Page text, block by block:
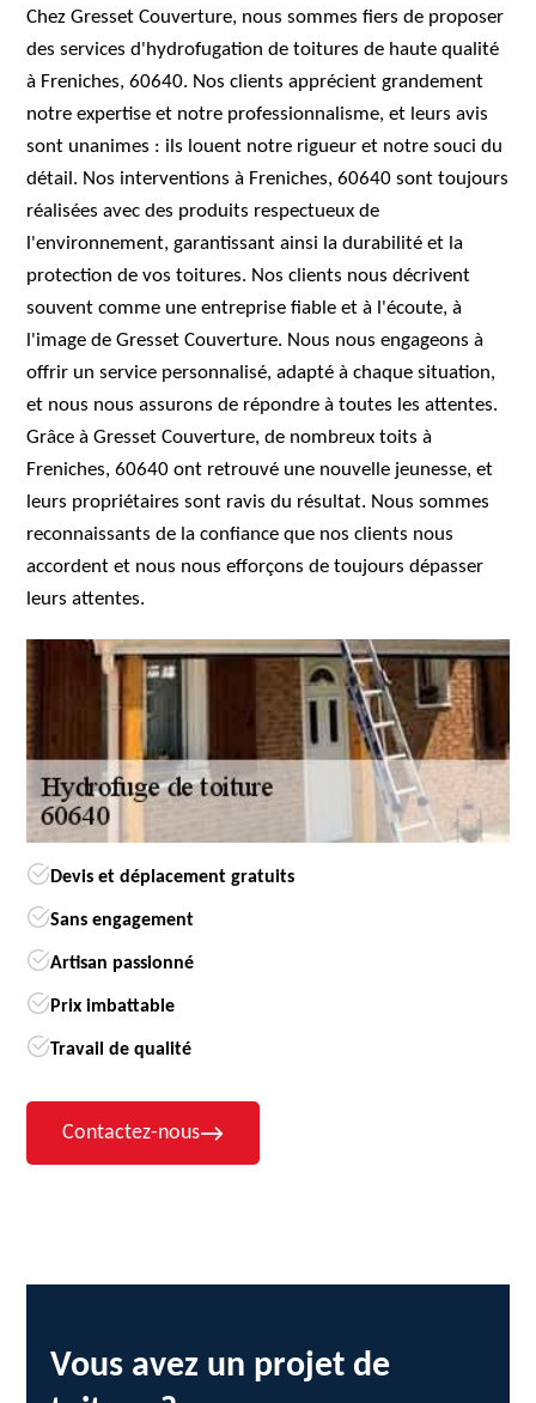
Chez Gresset Couverture, nous sommes fiers de proposer
des services d'hydrofugation de toitures de haute qualité
à Freniches, 60640. Nos clients apprécient grandement
notre expertise et notre professionnalisme, et leurs avis
sont unanimes : ils louent notre rigueur et notre souci du
détail. Nos interventions à Freniches, 60640 sont toujours
réalisées avec des produits respectueux de
l'environnement, garantissant ainsi la durabilité et la
protection de vos toitures. Nos clients nous décrivent
souvent comme une entreprise fiable et à l'écoute, à
l'image de Gresset Couverture. Nous nous engageons à
offrir un service personnalisé, adapté à chaque situation,
et nous nous assurons de répondre à toutes les attentes.
Grâce à Gresset Couverture, de nombreux toits à
Freniches, 60640 ont retrouvé une nouvelle jeunesse, et
leurs propriétaires sont ravis du résultat. Nous sommes
reconnaissants de la confiance que nos clients nous
accordent et nous nous efforçons de toujours dépasser
leurs attentes.
Devis et déplacement gratuits
Sans engagement
Artisan passionné
Prix imbattable
Travail de qualité
Contactez-nous
Vous avez un projet de